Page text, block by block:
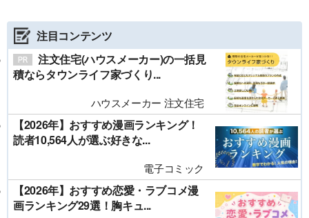
注目コンテンツ
注文住宅(ハウスメーカー)の一括見
積ならタウンライフ家づくり...
ハウスメーカー 注文住宅
【2026年】おすすめ漫画ランキング！
読者10,564人が選ぶ好きな...
電子コミック
【2026年】おすすめ恋愛・ラブコメ漫
画ランキング29選！胸キュ...